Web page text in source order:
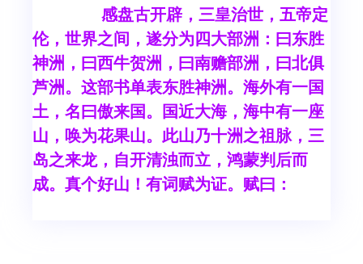
感盘古开辟，三皇治世，五帝定
伦，世界之间，遂分为四大部洲：曰东胜
神洲，曰西牛贺洲，曰南赡部洲，曰北俱
芦洲。这部书单表东胜神洲。海外有一国
土，名曰傲来国。国近大海，海中有一座
山，唤为花果山。此山乃十洲之祖脉，三
岛之来龙，自开清浊而立，鸿蒙判后而
成。真个好山！有词赋为证。赋曰：